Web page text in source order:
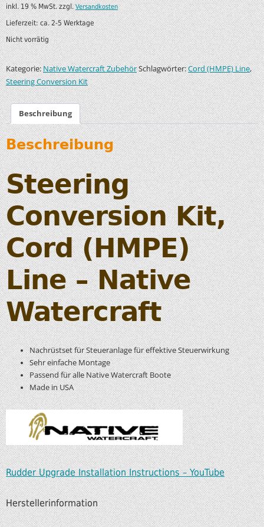
inkl. 19 % MwSt. zzgl.Versandkosten
Lieferzeit:ca. 2-5 Werktage
Nicht vorrätig
Kategorie:Native Watercraft ZubehörSchlagwörter:Cord (HMPE) Line,
Steering Conversion Kit
Beschreibung
Beschreibung
Steering
Conversion Kit,
Cord (HMPE)
Line – Native
Watercraft
Nachrüstset für Steueranlage für effektive Steuerwirkung
Sehr einfache Montage
Passend für alle Native Watercraft Boote
Made in USA
Rudder Upgrade Installation Instructions – YouTube
Herstellerinformation